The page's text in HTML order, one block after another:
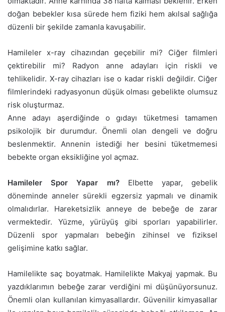
doğan bebekler kısa sürede hem fiziki hem akılsal sağlığa
düzenli bir şekilde zamanla kavuşabilir.
Hamileler x-ray cihazından geçebilir mi? Ciğer filmleri
çektirebilir mi? Radyon anne adayları için riskli ve
tehlikelidir. X-ray cihazları ise o kadar riskli değildir. Ciğer
filmlerindeki radyasyonun düşük olması gebelikte olumsuz
risk oluşturmaz.
Anne adayı aşerdiğinde o gıdayı tüketmesi tamamen
psikolojik bir durumdur. Önemli olan dengeli ve doğru
beslenmektir. Annenin istediği her besini tüketmemesi
bebekte organ eksikliğine yol açmaz.
Hamileler Spor Yapar mı?Elbette yapar, gebelik
döneminde anneler sürekli egzersiz yapmalı ve dinamik
olmalıdırlar. Hareketsizlik anneye de bebeğe de zarar
vermektedir. Yüzme, yürüyüş gibi sporları yapabilirler.
Düzenli spor yapmaları bebeğin zihinsel ve fiziksel
gelişimine katkı sağlar.
Hamilelikte saç boyatmak. Hamilelikte Makyaj yapmak. Bu
yazdıklarımın bebeğe zarar verdiğini mi düşünüyorsunuz.
Önemli olan kullanılan kimyasallardır. Güvenilir kimyasallar